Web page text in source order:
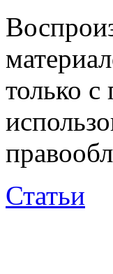
только
Статьи